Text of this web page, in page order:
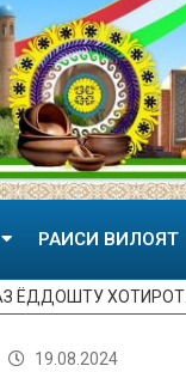
РАИСИ ВИЛОЯТ
ЁДДОШТУ ХОТИРОТ.
19.08.2024